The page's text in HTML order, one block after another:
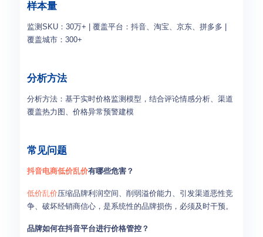
样本量
监测SKU：30万+ | 覆盖平台：抖音、淘宝、京东、拼多多 |
覆盖城市：300+
分析方法
分析方法：基于实时价格监测模型，结合评论情感分析、渠道
覆盖热力图、价格异常预警建模
常见问题
抖音电商低价乱价有哪些危害？
低价乱价压缩品牌利润空间、削弱溢价能力、引发渠道恶性竞
争、破坏经销商信心，是系统性的品牌损伤，必须及时干预。
品牌如何在抖音平台进行价格管控？